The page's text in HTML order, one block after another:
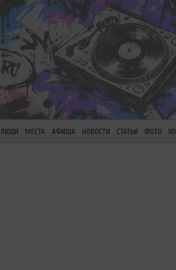
ЛЮДИ МЕСТА АФИША НОВОСТИ СТАТЬИ ФОТО